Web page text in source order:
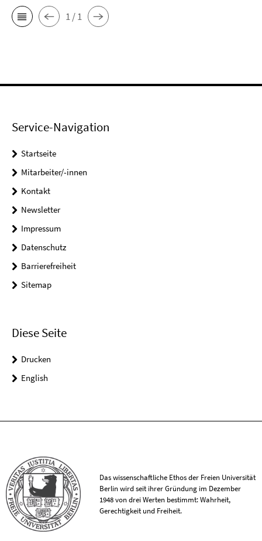
1 / 1
Service-Navigation
Startseite
Mitarbeiter/-innen
Kontakt
Newsletter
Impressum
Datenschutz
Barrierefreiheit
Sitemap
Diese Seite
Drucken
English
Das wissenschaftliche Ethos der Freien Universität
Berlin wird seit ihrer Gründung im Dezember
1948 von drei Werten bestimmt: Wahrheit,
Gerechtigkeit und Freiheit.